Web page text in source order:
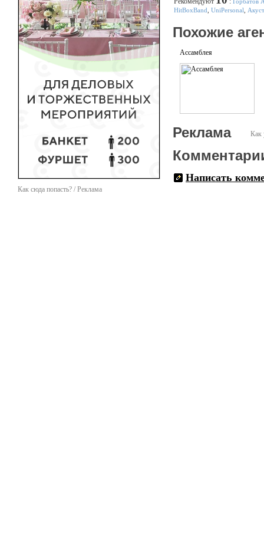
Как сюда попасть? / Реклама
HitBoxBand UniPersonal
Похожие
Ассамблея
Как
Реклама
Написать